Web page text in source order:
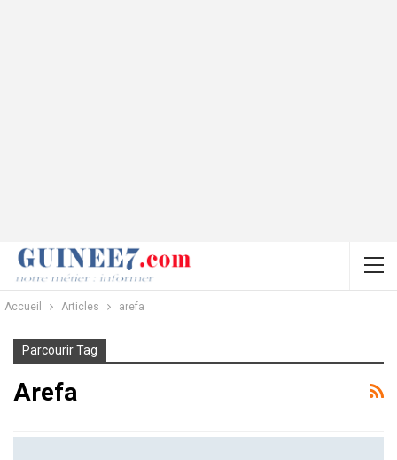
Accueil Articles arefa
Parcourir Tag
Arefa